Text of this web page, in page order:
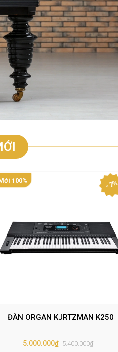
- 7%
100%
ĐÀN ORGAN KURTZMAN K250
5.000.000₫ 5.400.000₫